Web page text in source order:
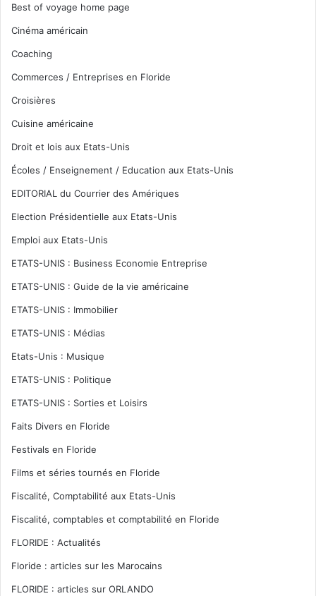
Best of voyage home page
Cinéma américain
Coaching
Commerces / Entreprises en Floride
Croisières
Cuisine américaine
Droit et lois aux Etats-Unis
Écoles / Enseignement / Education aux Etats-Unis
EDITORIAL du Courrier des Amériques
Election Présidentielle aux Etats-Unis
Emploi aux Etats-Unis
ETATS-UNIS : Business Economie Entreprise
ETATS-UNIS : Guide de la vie américaine
ETATS-UNIS : Immobilier
ETATS-UNIS : Médias
Etats-Unis : Musique
ETATS-UNIS : Politique
ETATS-UNIS : Sorties et Loisirs
Faits Divers en Floride
Festivals en Floride
Films et séries tournés en Floride
Fiscalité, Comptabilité aux Etats-Unis
Fiscalité, comptables et comptabilité en Floride
FLORIDE : Actualités
Floride : articles sur les Marocains
FLORIDE : articles sur ORLANDO